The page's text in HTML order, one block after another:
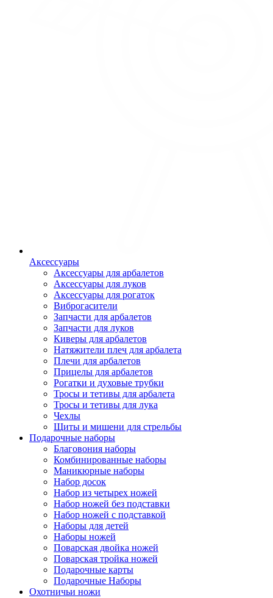
Аксессуары
Аксессуары для арбалетов
Аксессуары для луков
Аксессуары для рогаток
Виброгасители
Запчасти для арбалетов
Запчасти для луков
Киверы для арбалетов
Натяжители плеч для арбалета
Плечи для арбалетов
Прицелы для арбалетов
Рогатки и духовые трубки
Тросы и тетивы для арбалета
Тросы и тетивы для лука
Чехлы
Щиты и мишени для стрельбы
Подарочные наборы
Благовония наборы
Комбинированные наборы
Маникюрные наборы
Набор досок
Набор из четырех ножей
Набор ножей без подставки
Набор ножей с подставкой
Наборы для детей
Наборы ножей
Поварская двойка ножей
Поварская тройка ножей
Подарочные карты
Подарочные Наборы
Охотничьи ножи